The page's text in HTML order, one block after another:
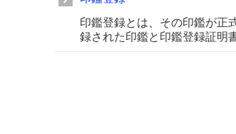
印鑑登録とは、その印鑑が正
録された印鑑と印鑑登録証明